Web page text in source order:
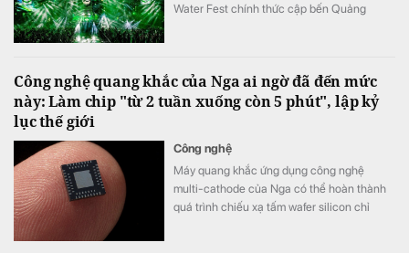
Water Fest chính thức cập bến Quảng
Công nghệ quang khắc của Nga ai ngờ đã đến mức
này: Làm chip "từ 2 tuần xuống còn 5 phút", lập kỷ
lục thế giới
Công nghệ
Máy quang khắc ứng dụng công nghệ
multi-cathode của Nga có thể hoàn thành
quá trình chiếu xạ tấm wafer silicon chỉ